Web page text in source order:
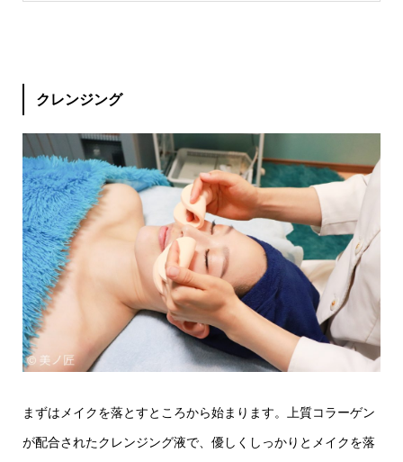
クレンジング
まずはメイクを落とすところから始まります。上質コラーゲン
が配合されたクレンジング液で、優しくしっかりとメイクを落